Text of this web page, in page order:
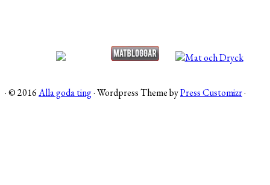
·© 2016Alla goda ting·Wordpress Theme byPress Customizr·